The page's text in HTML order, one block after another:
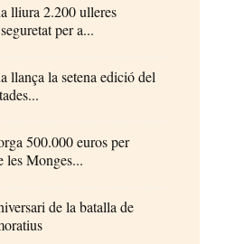
lliura 2.200 ulleres
per a...
llança la setena edició del
500.000 euros per
les Monges...
de la batalla de